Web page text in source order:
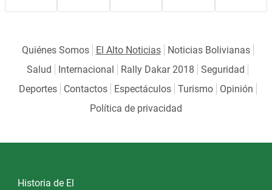
Quiénes Somos El Alto Noticias
Noticias Bolivianas
Salud
Internacional Rally Dakar 2018
Seguridad
Deportes
Contactos Espectáculos Turismo
Opinión
Política de privacidad
Historia de El